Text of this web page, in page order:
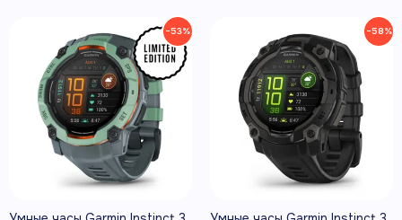
−53% −58%